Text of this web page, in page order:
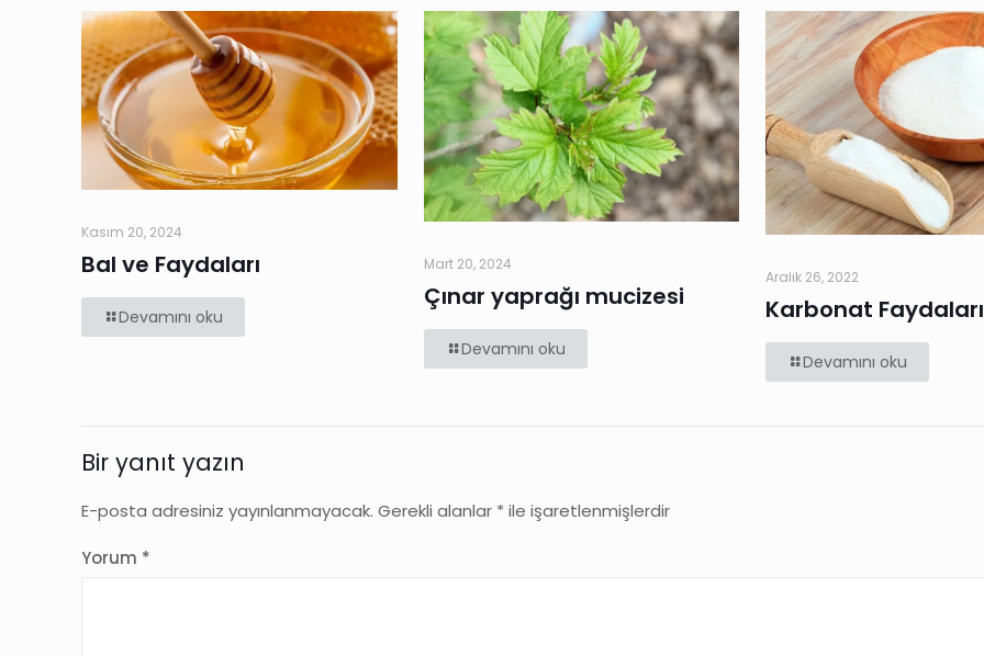
Kasım 20, 2024
Bal ve Faydaları
Devamını oku
Mart 20, 2024
Çınar yaprağı mucizesi
Devamını oku
Aralık 26, 2022
Karbonat Faydaları
Devamını oku
Bir yanıt yazın
E-posta adresiniz yayınlanmayacak. Gerekli alanlar * ile işaretlenmişlerdir
Yorum *